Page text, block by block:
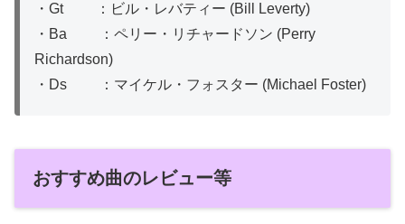
・Gt ：ビル・レバティー (Bill Leverty)
・Ba ：ペリー・リチャードソン (Perry
Richardson)
・Ds ：マイケル・フォスター (Michael Foster)
おすすめ曲のレビュー等